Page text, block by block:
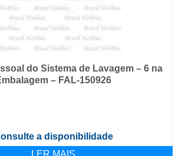
do Sistema de Lavagem – 6 na
– FAL-150926
a disponibilidade